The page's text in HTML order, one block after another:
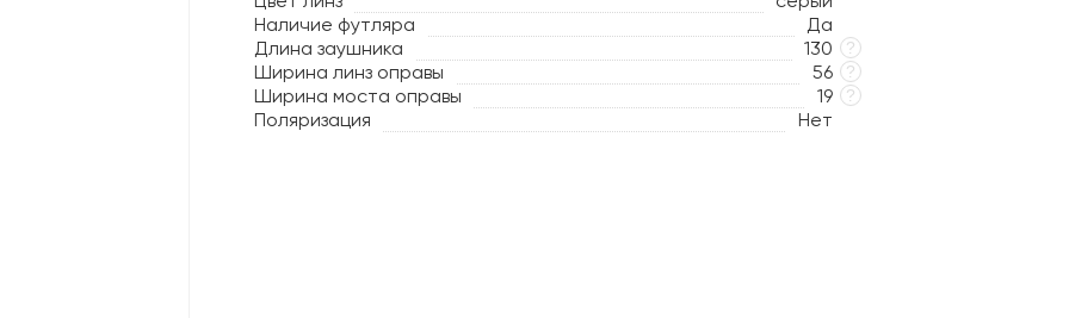
Наличие футляра
Да
Длина заушника
130 ?
Ширина линз оправы 56 ?
Ширина моста оправы 19 ?
Поляризация Нет